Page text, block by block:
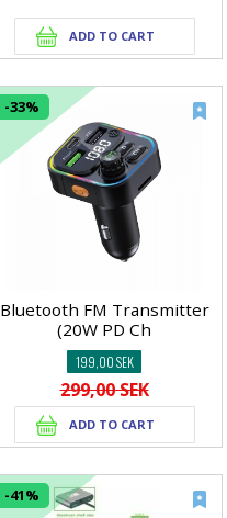
-33%
Bluetooth FM Transmitter
(20W PD Ch
199,00 SEK
299,00 SEK
-41%